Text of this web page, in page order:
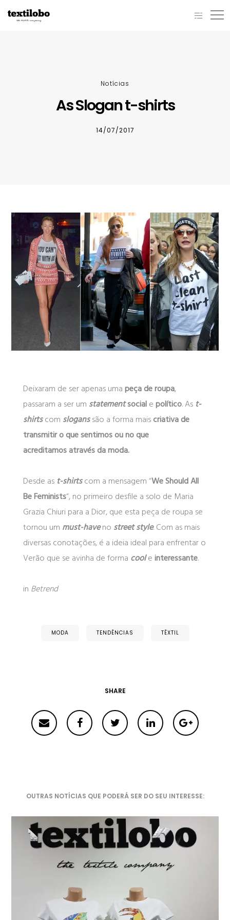
Notícias
As Slogan t-shirts
14/07/2017
Deixaram de ser apenas umapeça de roupa,
passaram a ser um statementsocialepolítico. Ast-
shirtscom sloganssão a forma maiscriativa de
transmitir o que sentimos ou no que
acreditamos através da moda.
Desde ast-shirtscom a mensagem “We Should All
Be Feminists“, no primeiro desfile a solo de Maria
Grazia Chiuri para a Dior, que esta peça de roupa se
tornou um must-haveno street style. Com as mais
diversas conotações, é a ideia ideal para enfrentar o
Verão que se avinha de forma cooleinteressante.
in Betrend
MODA TENDÊNCIAS TÊXTIL
SHARE
OUTRAS NOTÍCIAS QUE PODERÁ SER DO SEU INTERESSE: